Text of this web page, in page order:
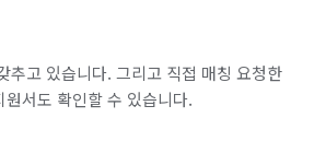
추고 있습니다. 그리고 직접 매칭 요청한
서도 확인할 수 있습니다.